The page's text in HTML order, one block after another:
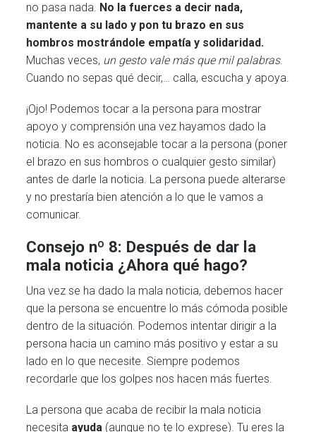
no pasa nada. No la fuerces a decir nada,
mantente a su lado y pon tu brazo en sus
hombros mostrándole empatía y solidaridad.
Muchas veces, un gesto vale más que mil palabras.
Cuando no sepas qué decir,… calla, escucha y apoya.
¡Ojo! Podemos tocar a la persona para mostrar
apoyo y comprensión una vez hayamos dado la
noticia. No es aconsejable tocar a la persona (poner
el brazo en sus hombros o cualquier gesto similar)
antes de darle la noticia. La persona puede alterarse
y no prestaría bien atención a lo que le vamos a
comunicar.
Consejo nº 8: Después de dar la
mala noticia ¿Ahora qué hago?
Una vez se ha dado la mala noticia, debemos hacer
que la persona se encuentre lo más cómoda posible
dentro de la situación. Podemos intentar dirigir a la
persona hacia un camino más positivo y estar a su
lado en lo que necesite. Siempre podemos
recordarle que los golpes nos hacen más fuertes.
La persona que acaba de recibir la mala noticia
necesita ayuda (aunque no te lo exprese). Tu eres la